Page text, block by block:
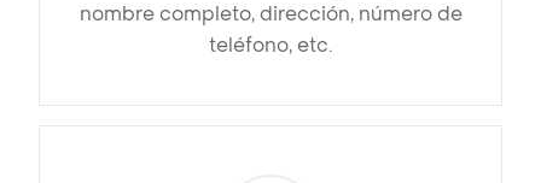
nombre completo, dirección, número de
teléfono, etc.